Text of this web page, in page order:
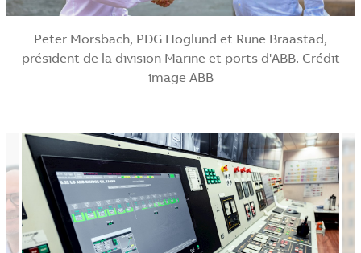
Peter Morsbach, PDG Hoglund et Rune Braastad,
président de la division Marine et ports d'ABB. Crédit
image ABB